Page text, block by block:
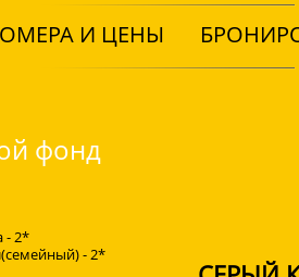
И ЦЕНЫ
фонд
- 2*
- 2*